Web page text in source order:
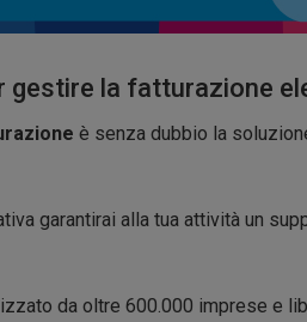
gestire la fatturazione
è senza dubbio la
garantirai alla tua attività un
da oltre 600.000 imprese e